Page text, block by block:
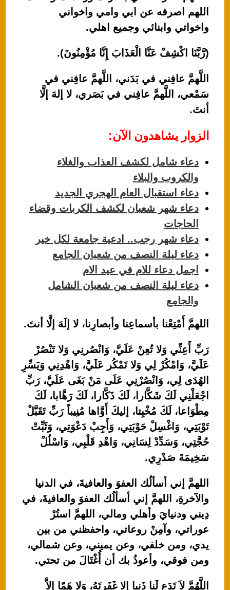
اللهم اصرفه عن ابي وامي واخواني
واخواتي وابنائي وجميع اهلي.
(رَّبَّنَا اكْشِفْ عَنَّا الْعَذَابَ إِنَّا مُؤْمِنُونَ).
اللَّهمَّ عافِني في بَدَني، اللَّهمَّ عافِني في
سَمْعي، اللَّهمَّ عافِني في بَصَري، لا إلهَ إلَّا
أنتَ.
الزوار يشاهدون الآن:
دعاء شامل لكشف العذاب والغلاء
والكروب والبلاء
دعاء استقبال العام الهجري الجديد
دعاء شهر شعبان لكشف الكربات وقضاء
الحاجات
دعاء شهر رجب.. ادعية جامعة لكل خير
دعاء ليلة النصف من شعبان الجامع
اجمل دعاء للام في عيد الام
دعاء ليلة النصف من شعبان الشامل
والجامع
اللهمَّ أَمْتِعْنا بأسماعِنا وأبصارِنا، لا إلَهَ إلَّا أنتَ.
رَبِّ أَعِنِّي وَلا تُعِنْ عَلَيَّ، وَانْصُرنِي وَلا تَنْصُرْ
عَلَيَّ، وَامْكُرْ لِي وَلا تَمْكُر عَلَيَّ، وَاهْدِنِي وَيَسِّرِ
الهُدَى لِي، وَانْصُرْنِي عَلَى مَنْ بَغَى عَلَيَّ، رَبِّ
اجْعَلْنِي لَكَ شَكَّارا، لَكَ ذَكَّارا، لَكَ رَهَّابا، لَكَ
مِطْوَاعا، لَكَ مُخْبِتا، إليكَ أَوَّاها مُنِيباً رَبِّ تَقَبَّلْ
تَوْبَتِي، وَاغْسِلْ حَوْبَتِي، وَأَجِبْ دَعْوَتِي، وَثَبِّتْ
حُجَّتِي، وَسَدِّدْ لِسَانِي، وَاهْدِ قَلْبِي، وَاسْلُلْ
سَخِيمَةَ صَدْرِي.
اللهمَّ إني أسألُك العفوَ والعافيةَ، في الدنيا
والآخرةِ، اللهمَّ إني أسألُك العفوَ والعافيةَ، في
دِيني ودنيايَ وأهلي ومالي، اللهمَّ استُرْ
عوراتي، وآمِنْ روعاتي، واحفظني من بين
يدي، ومن خلفي، وعن يميني، وعن شمالي،
ومن فوقي، وأعوذُ بك أن أُغْتَالَ من تحتي.
اللَّهُمَّ لاَ تَدَع لَنا ذَنبا إِلا غَفَرتَهُ، وَلا هَمّا إِلاَّ